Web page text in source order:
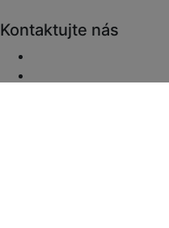
Kontaktujte nás